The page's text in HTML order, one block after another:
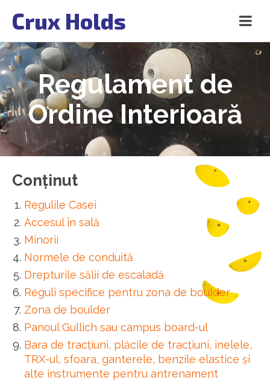
Crux Holds
Regulament de
Ordine Interioară
Conținut
Regulile Casei
Accesul în sală
Minorii
Normele de conduită
Drepturile sălii de escaladă
Reguli specifice pentru zona de boulder
Zona de boulder
Panoul Gullich sau campus board-ul
Bara de tracțiuni, plăcile de tracțiuni, inelele,
TRX-ul, sfoara, ganterele, benzile elastice și
alte instrumente pentru antrenament